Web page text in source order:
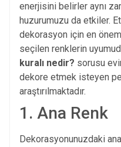
enerjisini belirler aynı
huzurumuzu da etkiler.
dekorasyon için en
seçilen renklerin
kuralı nedir? sorusu
dekore etmek isteyen
araştırılmaktadır.
1. Ana Renk
Dekorasyonunuzdaki